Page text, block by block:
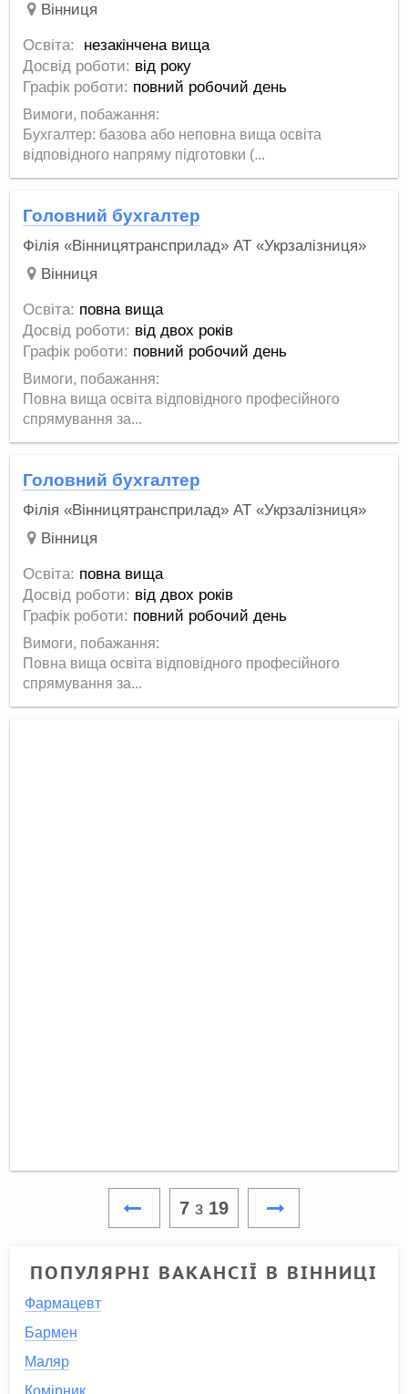
Вінниця
Освіта:
незакінчена вища
Досвід роботи: від року
Графік роботи: повний робочий день
Вимоги, побажання:
Бухгалтер: базова або неповна вища освіта
відповідного напряму підготовки (...
Головний бухгалтер
Філія «Вінницятрансприлад» АТ «Укрзалізниця»
Вінниця
Освіта: повна вища
Досвід роботи: від двох років
Графік роботи: повний робочий день
Вимоги, побажання:
Повна вища освіта відповідного професійного
спрямування за...
Головний бухгалтер
Філія «Вінницятрансприлад» АТ «Укрзалізниця»
Вінниця
Освіта: повна вища
Досвід роботи: від двох років
Графік роботи: повний робочий день
Вимоги, побажання:
Повна вища освіта відповідного професійного
спрямування за...
7 з 19
ПОПУЛЯРНІ ВАКАНСІЇ В ВІННИЦІ
Фармацевт
Бармен
Маляр
Комірник